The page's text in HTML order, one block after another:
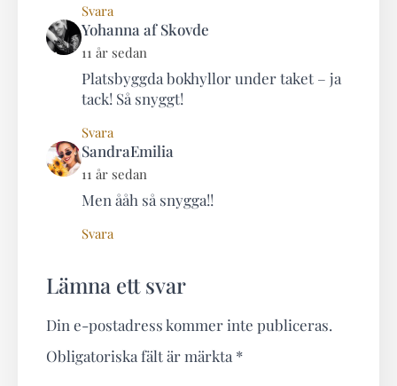
Svara
Yohanna af Skovde
11 år sedan
Platsbyggda bokhyllor under taket – ja
tack! Så snyggt!
Svara
SandraEmilia
11 år sedan
Men ååh så snygga!!
Svara
Lämna ett svar
Din e-postadress kommer inte publiceras.
Obligatoriska fält är märkta *